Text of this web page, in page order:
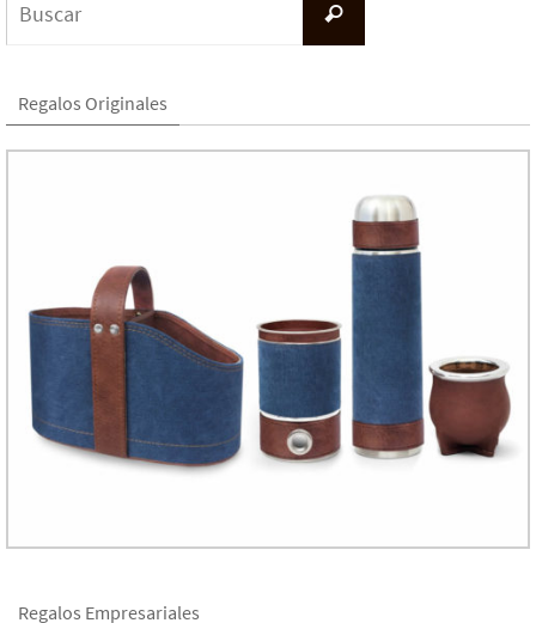
Buscar
Regalos Originales
Regalos Empresariales